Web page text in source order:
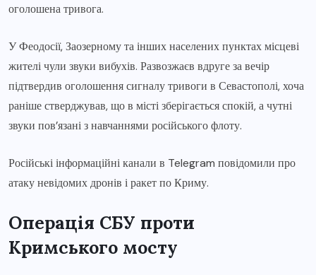
оголошена тривога.
У Феодосії, Заозерному та інших населених пунктах місцеві
жителі чули звуки вибухів. Развозжаєв вдруге за вечір
підтвердив оголошення сигналу тривоги в Севастополі, хоча
раніше стверджував, що в місті зберігається спокій, а чутні
звуки пов’язані з навчаннями російського флоту.
Російські інформаційні канали в Telegram повідомили про
атаку невідомих дронів і ракет по Криму.
Операція СБУ проти
Кримського мосту